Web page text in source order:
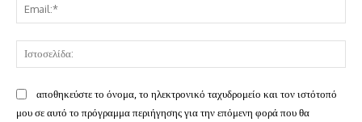
αποθηκεύστε το όνομα, το ηλεκτρονικό ταχυδρομείο και τον ιστότοπό
μου σε αυτό το πρόγραμμα περιήγησης για την επόμενη φορά που θα